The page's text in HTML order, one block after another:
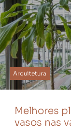
Arquitetura
Melhores
vasos nas